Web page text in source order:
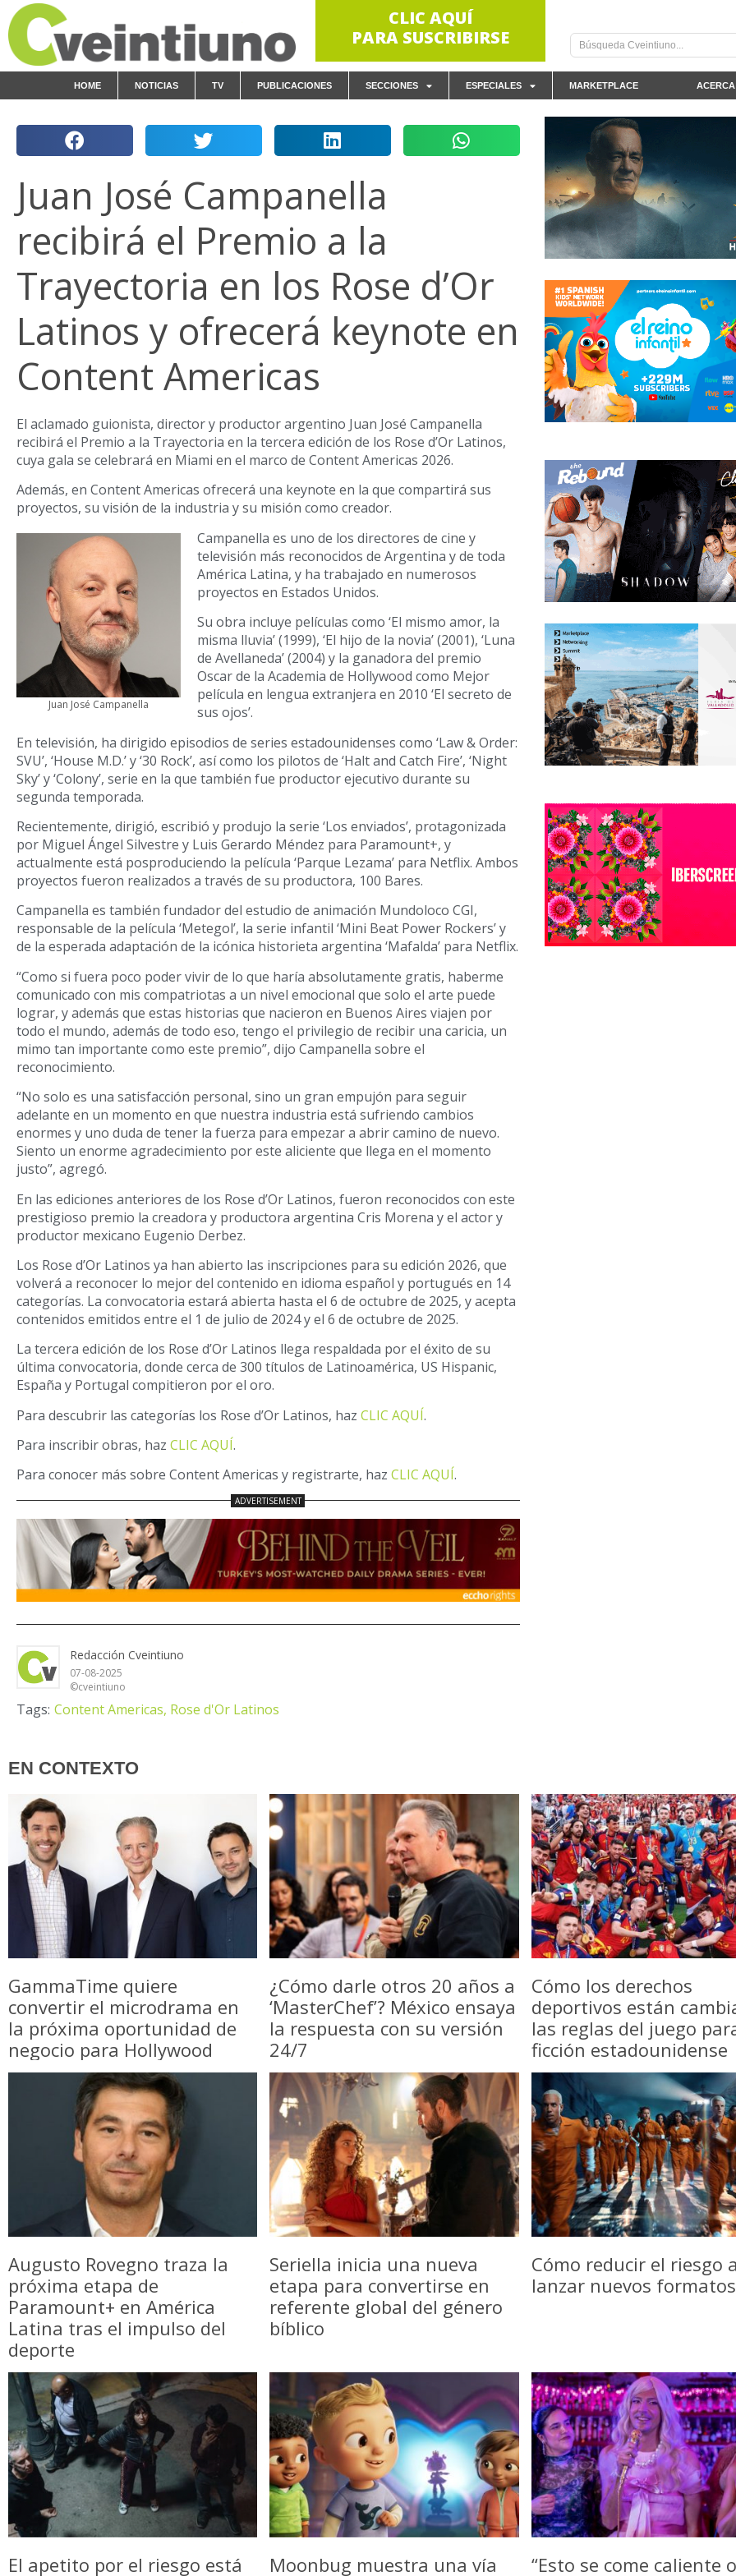
CLIC AQUÍ
PARA SUSCRIBIRSE
HOME NOTICIAS TV PUBLICACIONES SECCIONES ESPECIALES MARKETPLACE
Juan José Campanella
recibirá el Premio a la
Trayectoria en los Rose d’Or
Latinos y ofrecerá keynote en
Content Americas
El aclamado guionista, director y productor argentino Juan José Campanella
recibirá el Premio a la Trayectoria en la tercera edición de los Rose d’Or Latinos,
cuya gala se celebrará en Miami en el marco de Content Americas 2026.
Además, en Content Americas ofrecerá una keynote en la que compartirá sus
proyectos, su visión de la industria y su misión como creador.
Juan José Campanella
Campanella es uno de los directores de cine y
televisión más reconocidos de Argentina y de toda
América Latina, y ha trabajado en numerosos
proyectos en Estados Unidos.
Su obra incluye películas como ‘El mismo amor, la
misma lluvia’ (1999), ‘El hijo de la novia’ (2001), ‘Luna
de Avellaneda’ (2004) y la ganadora del premio
Oscar de la Academia de Hollywood como Mejor
película en lengua extranjera en 2010 ‘El secreto de
sus ojos’.
En televisión, ha dirigido episodios de series estadounidenses como ‘Law & Order:
SVU’, ‘House M.D.’ y ‘30 Rock’, así como los pilotos de ‘Halt and Catch Fire’, ‘Night
Sky’ y ‘Colony’, serie en la que también fue productor ejecutivo durante su
segunda temporada.
Recientemente, dirigió, escribió y produjo la serie ‘Los enviados’, protagonizada
por Miguel Ángel Silvestre y Luis Gerardo Méndez para Paramount+, y
actualmente está posproduciendo la película ‘Parque Lezama’ para Netflix. Ambos
proyectos fueron realizados a través de su productora, 100 Bares.
Campanella es también fundador del estudio de animación Mundoloco CGI,
responsable de la película ‘Metegol’, la serie infantil ‘Mini Beat Power Rockers’ y
de la esperada adaptación de la icónica historieta argentina ‘Mafalda’ para Netflix.
“Como si fuera poco poder vivir de lo que haría absolutamente gratis, haberme
comunicado con mis compatriotas a un nivel emocional que solo el arte puede
lograr, y además que estas historias que nacieron en Buenos Aires viajen por
todo el mundo, además de todo eso, tengo el privilegio de recibir una caricia, un
mimo tan importante como este premio”, dijo Campanella sobre el
reconocimiento.
“No solo es una satisfacción personal, sino un gran empujón para seguir
adelante en un momento en que nuestra industria está sufriendo cambios
enormes y uno duda de tener la fuerza para empezar a abrir camino de nuevo.
Siento un enorme agradecimiento por este aliciente que llega en el momento
justo”, agregó.
En las ediciones anteriores de los Rose d’Or Latinos, fueron reconocidos con este
prestigioso premio la creadora y productora argentina Cris Morena y el actor y
productor mexicano Eugenio Derbez.
Los Rose d’Or Latinos ya han abierto las inscripciones para su edición 2026, que
volverá a reconocer lo mejor del contenido en idioma español y portugués en 14
categorías. La convocatoria estará abierta hasta el 6 de octubre de 2025, y acepta
contenidos emitidos entre el 1 de julio de 2024 y el 6 de octubre de 2025.
La tercera edición de los Rose d’Or Latinos llega respaldada por el éxito de su
última convocatoria, donde cerca de 300 títulos de Latinoamérica, US Hispanic,
España y Portugal compitieron por el oro.
Para descubrir las categorías los Rose d’Or Latinos, haz CLIC AQUÍ.
Para inscribir obras, haz CLIC AQUÍ.
Para conocer más sobre Content Americas y registrarte, haz CLIC AQUÍ.
Redacción Cveintiuno
07-08-2025
©cveintiuno
Tags: Content Americas, Rose d'Or Latinos
EN CONTEXTO
GammaTime quiere
convertir el microdrama en
la próxima oportunidad de
negocio para Hollywood
¿Cómo darle otros 20 años a
‘MasterChef’? México ensaya
la respuesta con su versión
24/7
Cómo los derechos
deportivos están
las reglas del juego
ficción estadounidense
Augusto Rovegno traza la
próxima etapa de
Paramount+ en América
Latina tras el impulso del
deporte
Seriella inicia una nueva
etapa para convertirse en
referente global del género
bíblico
Cómo reducir el riesgo
lanzar nuevos formatos
El apetito por el riesgo está
Moonbug muestra una vía
“Esto se come caliente